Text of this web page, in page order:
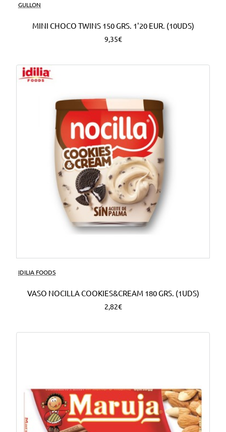
GULLON
MINI CHOCO TWINS 150 GRS. 1'20 EUR. (10UDS)
9,35€
IDILIA FOODS
VASO NOCILLA COOKIES&CREAM 180 GRS. (1UDS)
2,82€